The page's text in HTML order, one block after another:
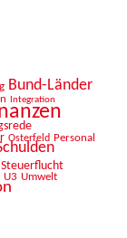
Bund-Länder
Integration
Osterfeld Personal
Steuerflucht
U3 Umwelt